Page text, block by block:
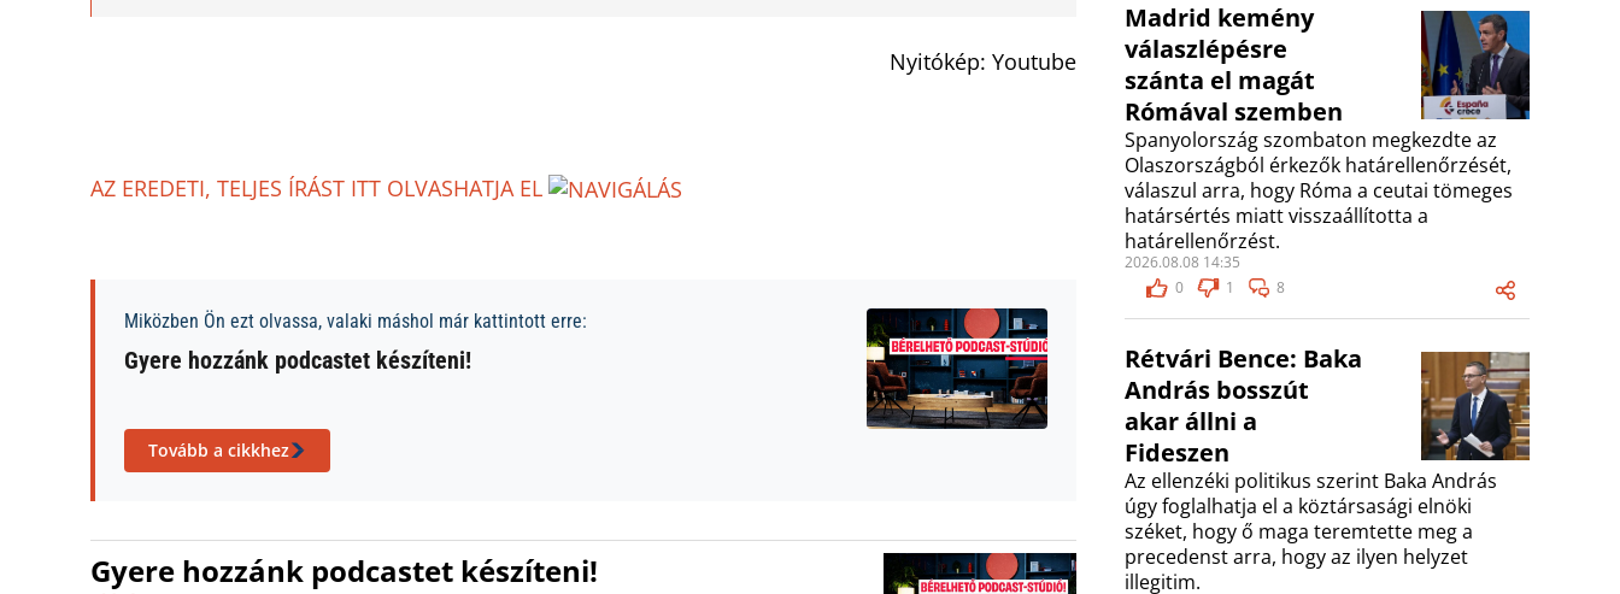
Nyitókép: Youtube
AZ EREDETI, TELJES ÍRÁST ITT OLVASHATJA EL
Miközben Ön ezt olvassa, valaki máshol már kattintott erre:
Gyere hozzánk podcastet készíteni!
Tovább a cikkhez
Gyere hozzánk podcastet készíteni!
Madrid kemény
válaszlépésre
szánta el magát
Rómával szemben
Spanyolország szombaton megkezdte az
Olaszországból érkezők határellenőrzését,
válaszul arra, hogy Róma a ceutai tömeges
határsértés miatt visszaállította a
határellenőrzést.
2026.08.08 14:35
0
1 8
Rétvári Bence: Baka
András bosszút
akar állni a
Fideszen
Az ellenzéki politikus szerint Baka András
úgy foglalhatja el a köztársasági elnöki
széket, hogy ő maga teremtette meg a
precedenst arra, hogy az ilyen helyzet
illegitim.